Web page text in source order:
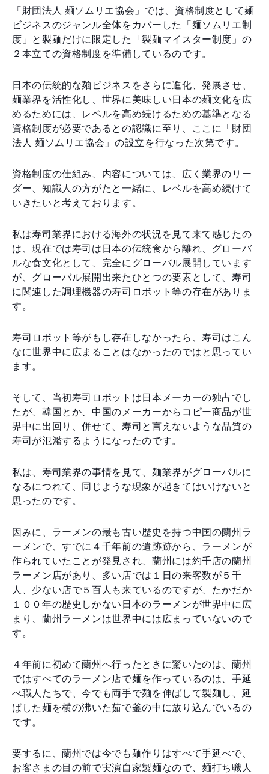
「財団法人 麺ソムリエ協会」では、資格制度として麺
ビジネスのジャンル全体をカバーした「麺ソムリエ制
度」と製麺だけに限定した「製麺マイスター制度」の
２本立ての資格制度を準備しているのです。
日本の伝統的な麺ビジネスをさらに進化、発展させ、
麺業界を活性化し、世界に美味しい日本の麺文化を広
めるためには、レベルを高め続けるための基準となる
資格制度が必要であるとの認識に至り、ここに「財団
法人 麺ソムリエ協会」の設立を行なった次第です。
資格制度の仕組み、内容については、広く業界のリー
ダー、知識人の方がたと一緒に、レベルを高め続けて
いきたいと考えております。
私は寿司業界における海外の状況を見て来て感じたの
は、現在では寿司は日本の伝統食から離れ、グローバ
ルな食文化として、完全にグローバル展開しています
が、グローバル展開出来たひとつの要素として、寿司
に関連した調理機器の寿司ロボット等の存在がありま
す。
寿司ロボット等がもし存在しなかったら、寿司はこん
なに世界中に広まることはなかったのではと思ってい
ます。
そして、当初寿司ロボットは日本メーカーの独占でし
たが、韓国とか、中国のメーカーからコピー商品が世
界中に出回り、併せて、寿司と言えないような品質の
寿司が氾濫するようになったのです。
私は、寿司業界の事情を見て、麺業界がグローバルに
なるにつれて、同じような現象が起きてはいけないと
思ったのです。
因みに、ラーメンの最も古い歴史を持つ中国の蘭州ラ
ーメンで、すでに４千年前の遺跡跡から、ラーメンが
作られていたことが発見され、蘭州には約千店の蘭州
ラーメン店があり、多い店では１日の来客数が５千
人、少ない店で５百人も来ているのですが、たかだか
１００年の歴史しかない日本のラーメンが世界中に広
まり、蘭州ラーメンは世界中には広まっていないので
す。
４年前に初めて蘭州へ行ったときに驚いたのは、蘭州
ではすべてのラーメン店で麺を作っているのは、手延
べ職人たちで、今でも両手で麺を伸ばして製麺し、延
ばした麺を横の沸いた茹で釜の中に放り込んでいるの
です。
要するに、蘭州では今でも麺作りはすべて手延べで、
お客さまの目の前で実演自家製麺なので、麺打ち職人